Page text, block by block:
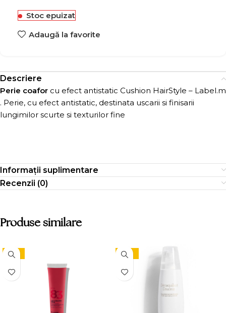
Stoc epuizat
Adaugă la favorite
Descriere
Perie coafor cu efect antistatic Cushion HairStyle – Label.m
. Perie, cu efect antistatic, destinata uscarii si finisarii
lungimilor scurte si texturilor fine
Informații suplimentare
Recenzii (0)
Produse similare
-15% -10%